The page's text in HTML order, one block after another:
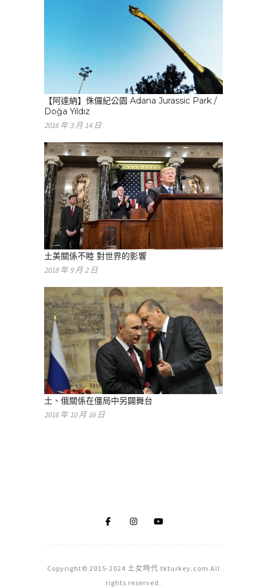
【阿達納】侏儸紀公園 Adana Jurassic Park /
Doğa Yıldız
2016 年 3 月 14 日
土美關係不睦 對世界的影響
2018 年 9 月 2 日
土、俄關係在僵局中另闢舞台
2016 年 10 月 16 日
Copyright© 2015-2024 土女時代 tkturkey.com All
rights reserved.